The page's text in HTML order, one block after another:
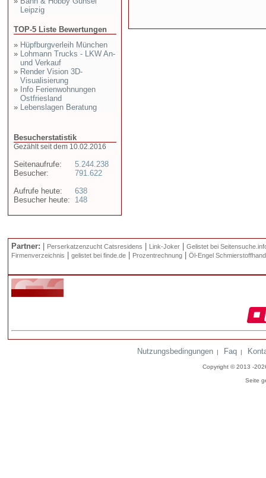
Leipzig
TOP-5 Liste Bewertungen
» Hüpfburgverleih München
» Lohmann Trucks - LKW An-
und Verkauf
» Render Vision 3D-
Visualisierung
» Info Ferienwohnungen
Ostfriesland
» Lebenslagen Beratung
Besucherstatistik
Gezählt seit dem 10.02.2016
Seitenaufrufe:
Besucher:
Aufrufe heute:
Besucher heute:
5.244.238
791.622
638
148
Partner: Perserkatzenzucht Catsresidens Link-Joker
Gelistet bei
Firmenverzeichnis
gelistet bei finde.de Prozentrechnung Öl-Engel
Nutzungsbedingungen | Faq |
Copyright © 2013 -
Seite